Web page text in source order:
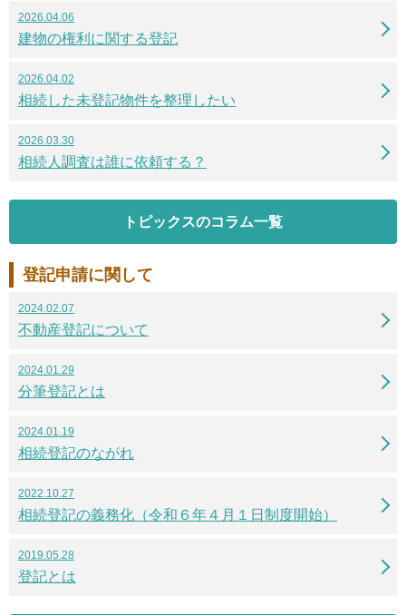
2026.04.06
建物の権利に関する登記
2026.04.02
相続した未登記物件を整理したい
2026.03.30
相続人調査は誰に依頼する？
トピックスのコラム一覧
登記申請に関して
2024.02.07
不動産登記について
2024.01.29
分筆登記とは
2024.01.19
相続登記のながれ
2022.10.27
相続登記の義務化（令和６年４月１日制度開始）
2019.05.28
登記とは